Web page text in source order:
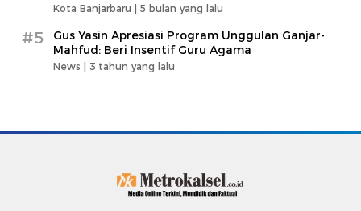
Kota Banjarbaru | 5 bulan yang lalu
#5
Gus Yasin Apresiasi Program Unggulan Ganjar-
Mahfud: Beri Insentif Guru Agama
News | 3 tahun yang lalu